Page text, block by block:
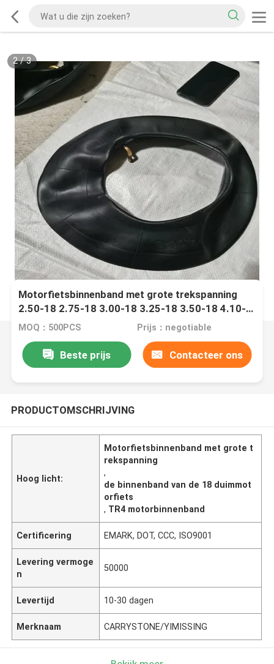
2/3
Motorfietsbinnenband met grote trekspanning
2.50-18 2.75-18 3.00-18 3.25-18 3.50-18 4.10-
18 TR4
MOQ：500PCS Prijs：negotiable
Beste prijs Contacteer ons
PRODUCTOMSCHRIJVING
Hoog licht:
Motorfietsbinnenband met grote t
rekspanning
,
de binnenband van de 18 duimmot
orfiets
, TR4 motorbinnenband
Certificering EMARK, DOT, CCC, ISO9001
Levering vermoge
n
50000
Levertijd 10-30 dagen
Merknaam CARRYSTONE/YIMISSING